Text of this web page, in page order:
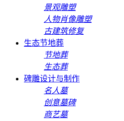
景观雕塑
人物肖像雕塑
古建筑修复
生态节地葬
节地葬
生态葬
碑雕设计与制作
名人墓
创意墓碑
商艺墓